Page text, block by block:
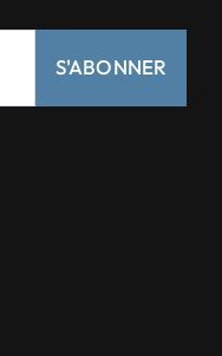
S'ABONNER